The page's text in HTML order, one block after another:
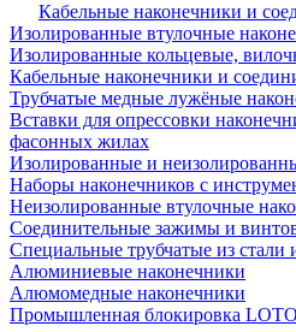
Кабельные наконечники и
Изолированные втулочные
Изолированные кольцевые,
Кабельные наконечники и
Трубчатые медные лужёные
Вставки для опрессовки
фасонных жилах
Изолированные и
Наборы наконечников с
Неизолированные втулочные
Соединительные зажимы и
Специальные трубчатые из стали
Алюминиевые наконечники
Алюмомедные наконечники
Промышленная блокировка LOTO